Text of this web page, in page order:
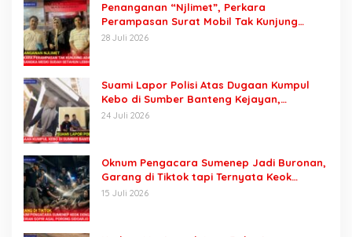
Penanganan “Njlimet”, Perkara
Perampasan Surat Mobil Tak Kunjung
Tersangka Padahal Setahun di Polres
28 Juli 2026
Suami Lapor Polisi Atas Dugaan Kumpul
Kebo di Sumber Banteng Kejayan,
Keluarga Minta Segera Ditangkap
24 Juli 2026
Oknum Pengacara Sumenep Jadi Buronan,
Garang di Tiktok tapi Ternyata Keok
Dengan Laporan Seorang Sopir
15 Juli 2026